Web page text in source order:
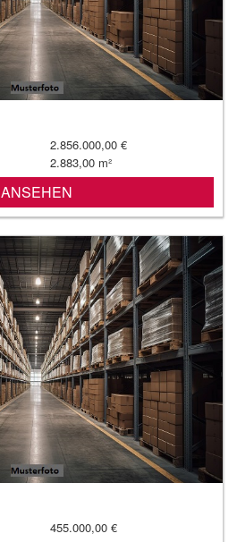
2.856.000,00 €
2.883,00 m²
ANSEHEN
455.000,00 €